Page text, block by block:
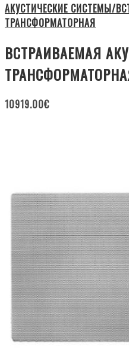
АКУСТИЧЕСКИЕ СИСТЕМЫ/
ТРАНСФОРМАТОРНАЯ
ВСТРАИВАЕМАЯ
10919.00€